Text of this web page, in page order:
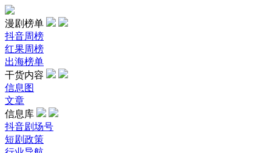
漫剧榜单
抖音周榜
红果周榜
出海榜单
干货内容
信息图
文章
信息库
抖音剧场号
短剧政策